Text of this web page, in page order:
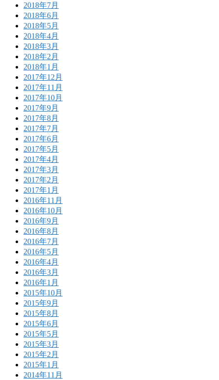
2018年7月
2018年6月
2018年5月
2018年4月
2018年3月
2018年2月
2018年1月
2017年12月
2017年11月
2017年10月
2017年9月
2017年8月
2017年7月
2017年6月
2017年5月
2017年4月
2017年3月
2017年2月
2017年1月
2016年11月
2016年10月
2016年9月
2016年8月
2016年7月
2016年5月
2016年4月
2016年3月
2016年1月
2015年10月
2015年9月
2015年8月
2015年6月
2015年5月
2015年3月
2015年2月
2015年1月
2014年11月